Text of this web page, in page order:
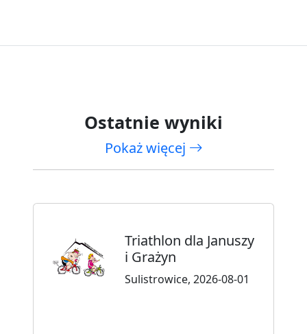
Ostatnie wyniki
Pokaż więcej
Triathlon dla Januszy
i Grażyn
Sulistrowice, 2026-08-01